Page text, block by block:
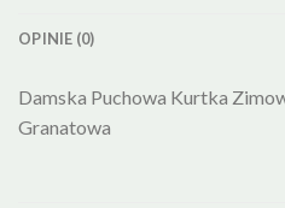
OPINIE (0)
Damska Puchowa Kurtka
Granatowa